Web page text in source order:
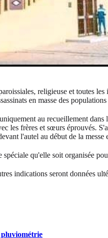
religieuse et
en masse des
au recueillement
les frères et sœurs éprouvés.
l'autel au début de la messe
qu'elle soit organisée
indications seront données